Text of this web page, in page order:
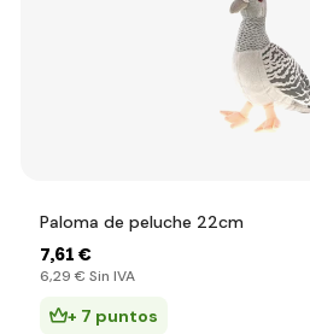
Paloma de peluche 22cm
7,61 €
6,29 € Sin IVA
+ 7 puntos